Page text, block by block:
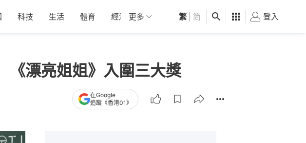
科技 生活 體育 經濟 01深圳 觀點 健康 好食玩飛
更多 繁 简 登入
《漂亮姐姐》入圍三大獎
在Google
追蹤《香港01》